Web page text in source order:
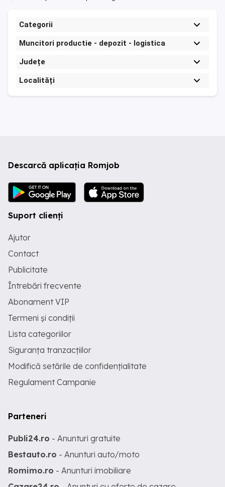
Categorii
Muncitori productie - depozit - logistica
Județe
Localități
Descarcă aplicația Romjob
Suport clienți
Ajutor
Contact
Publicitate
Întrebări frecvente
Abonament VIP
Termeni și condiții
Lista categoriilor
Siguranța tranzacțiilor
Modifică setările de confidențialitate
Regulament Campanie
Parteneri
Publi24.ro - Anunturi gratuite
Bestauto.ro - Anunturi auto/moto
Romimo.ro - Anunturi imobiliare